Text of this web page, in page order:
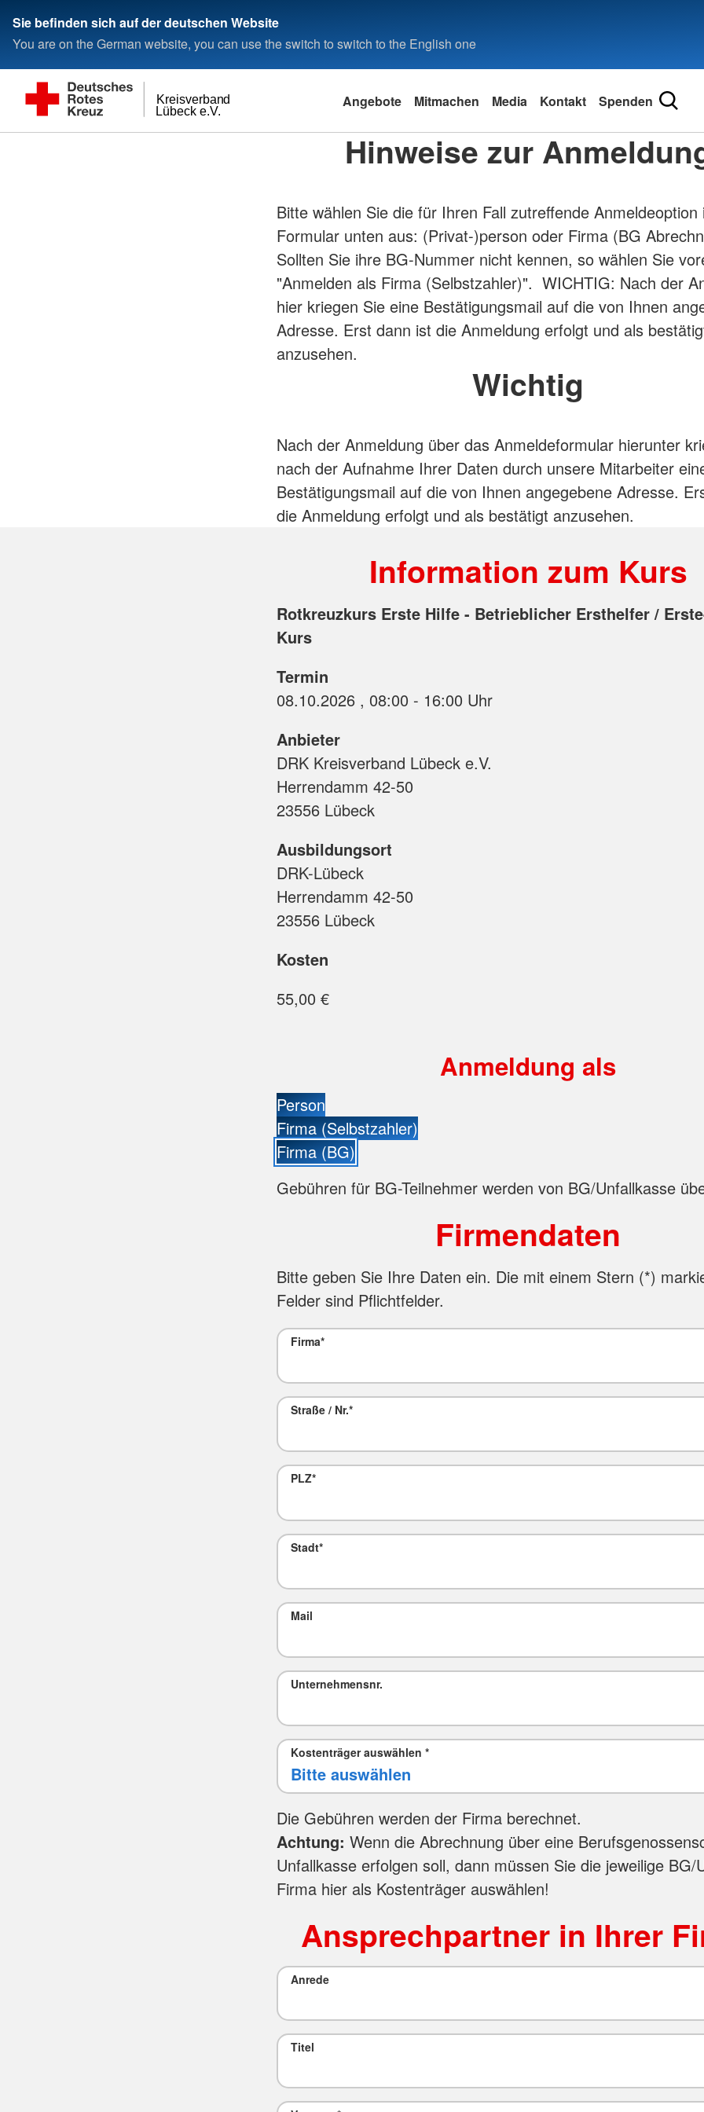
Sie befinden sich auf der deutschen Website
You are on the German website, you can use the switch to switch to the English one
Lübeck e.V.
Kreisverband Angebote Mitmachen Media Kontakt Spenden
Hinweise zur
Bitte wählen Sie die für Ihren Fall zutreffende Anmeldeoption
Formular unten aus: (Privat-)person oder Firma (BG
Sollten Sie ihre BG-Nummer nicht kennen, so wählen Sie
"Anmelden als Firma (Selbstzahler)". WICHTIG: Nach der
hier kriegen Sie eine Bestätigungsmail auf die von Ihnen
Adresse. Erst dann ist die Anmeldung erfolgt und als
anzusehen.
Wichtig
Nach der Anmeldung über das Anmeldeformular hierunter
nach der Aufnahme Ihrer Daten durch unsere Mitarbeiter
Bestätigungsmail auf die von Ihnen angegebene Adresse.
die Anmeldung erfolgt und als bestätigt anzusehen.
Information zum Kurs
Rotkreuzkurs Erste Hilfe - Betrieblicher Ersthelfer /
Kurs
Termin
08.10.2026 , 08:00 - 16:00 Uhr
Anbieter
DRK Kreisverband Lübeck e.V.
Herrendamm 42-50
23556 Lübeck
Ausbildungsort
DRK-Lübeck
Herrendamm 42-50
23556 Lübeck
Kosten
55,00 €
Anmeldung als
Person
Firma (Selbstzahler)
Firma (BG)
Gebühren für BG-Teilnehmer werden von BG/Unfallkasse
Firmendaten
Bitte geben Sie Ihre Daten ein. Die mit einem Stern (*)
Felder sind Pflichtfelder.
Firma*
Straße / Nr.*
PLZ*
Stadt*
Mail
Unternehmensnr.
Kostenträger auswählen*
Die Gebühren werden der Firma berechnet.
Achtung: Wenn die Abrechnung über eine
Unfallkasse erfolgen soll, dann müssen Sie die jeweilige BG/
Firma hier als Kostenträger auswählen!
Ansprechpartner in Ihrer
Anrede
Titel